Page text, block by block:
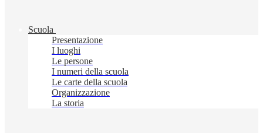
Scuola
Presentazione
I luoghi
Le persone
I numeri della scuola
Le carte della scuola
Organizzazione
La storia